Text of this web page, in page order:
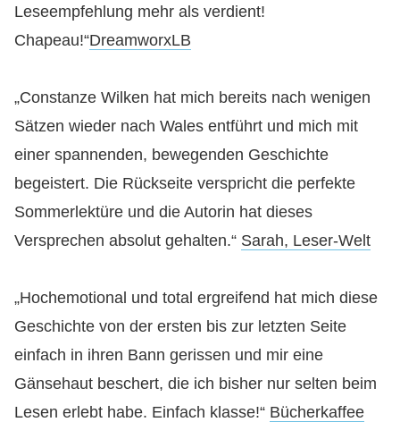
Leseempfehlung mehr als verdient!
Chapeau!“DreamworxLB
„Constanze Wilken hat mich bereits nach wenigen
Sätzen wieder nach Wales entführt und mich mit
einer spannenden, bewegenden Geschichte
begeistert. Die Rückseite verspricht die perfekte
Sommerlektüre und die Autorin hat dieses
Versprechen absolut gehalten.“ Sarah, Leser-Welt
„Hochemotional und total ergreifend hat mich diese
Geschichte von der ersten bis zur letzten Seite
einfach in ihren Bann gerissen und mir eine
Gänsehaut beschert, die ich bisher nur selten beim
Lesen erlebt habe. Einfach klasse!“ Bücherkaffee